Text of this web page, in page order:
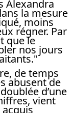
Alexandra
la mesure
moins
régner. Par
que le
nos jours
de temps
abusent de
d’une
vient